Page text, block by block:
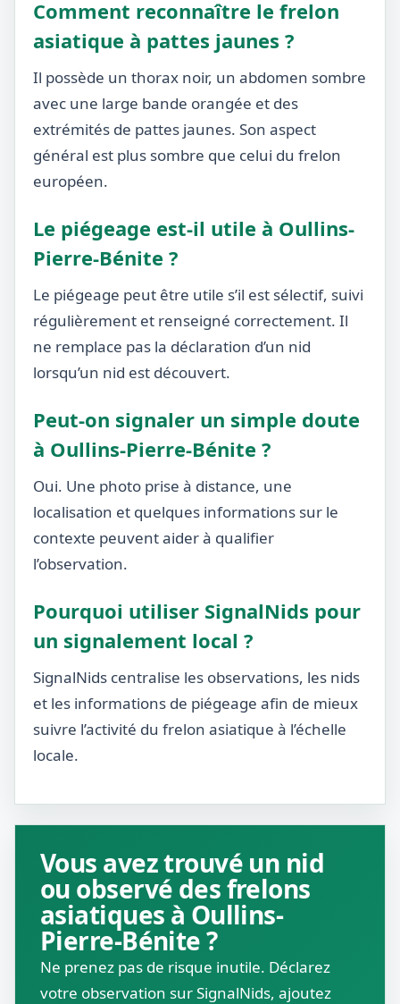
Comment reconnaître le frelon
asiatique à pattes jaunes ?
Il possède un thorax noir, un abdomen sombre
avec une large bande orangée et des
extrémités de pattes jaunes. Son aspect
général est plus sombre que celui du frelon
européen.
Le piégeage est-il utile à Oullins-
Pierre-Bénite ?
Le piégeage peut être utile s’il est sélectif, suivi
régulièrement et renseigné correctement. Il
ne remplace pas la déclaration d’un nid
lorsqu’un nid est découvert.
Peut-on signaler un simple doute
à Oullins-Pierre-Bénite ?
Oui. Une photo prise à distance, une
localisation et quelques informations sur le
contexte peuvent aider à qualifier
l’observation.
Pourquoi utiliser SignalNids pour
un signalement local ?
SignalNids centralise les observations, les nids
et les informations de piégeage afin de mieux
suivre l’activité du frelon asiatique à l’échelle
locale.
Vous avez trouvé un nid
ou observé des frelons
asiatiques à Oullins-
Pierre-Bénite ?
Ne prenez pas de risque inutile. Déclarez
votre observation sur SignalNids, ajoutez